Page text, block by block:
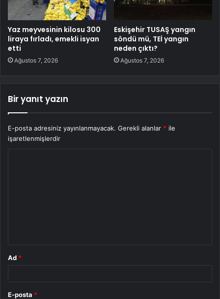
Yaz meyvesinin kilosu 300
liraya fırladı, emekli isyan
etti
Ağustos 7, 2026
Eskişehir TUSAŞ yangın
söndü mü, TEİ yangın
neden çıktı?
Ağustos 7, 2026
Bir yanıt yazın
E-posta adresiniz yayınlanmayacak. Gerekli alanlar * ile
işaretlenmişlerdir
Ad *
E-posta *